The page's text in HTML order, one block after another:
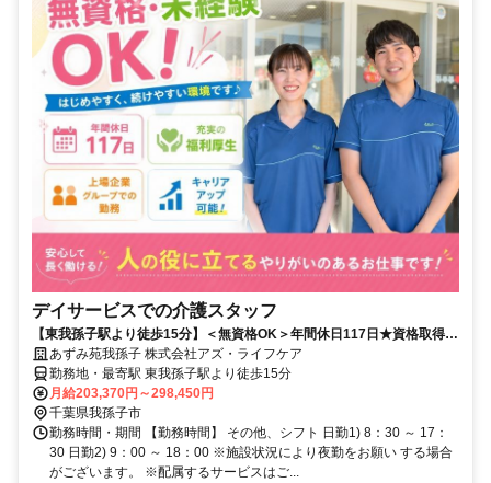
デイサービスでの介護スタッフ
【東我孫子駅より徒歩15分】＜無資格OK＞年間休日117日★資格取得支
援あり★異動・転勤なしOK♪
あずみ苑我孫子 株式会社アズ・ライフケア
勤務地・最寄駅 東我孫子駅より徒歩15分
月給203,370円～298,450円
千葉県我孫子市
勤務時間・期間 【勤務時間】 その他、シフト 日勤1) 8：30 ～ 17：
30 日勤2) 9：00 ～ 18：00 ※施設状況により夜勤をお願い する場合
がございます。 ※配属するサービスはご...